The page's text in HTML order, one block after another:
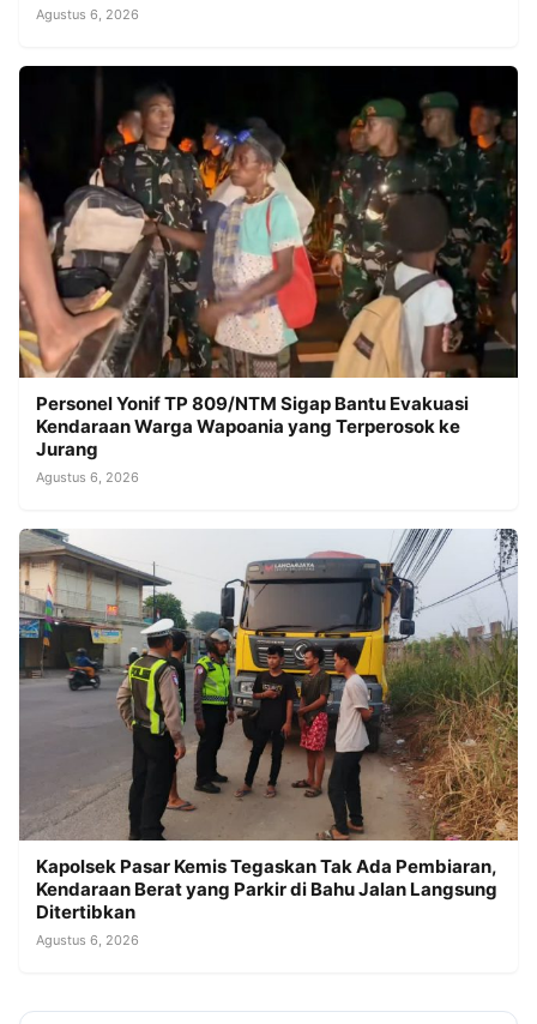
Agustus 6, 2026
Personel Yonif TP 809/NTM Sigap Bantu Evakuasi
Kendaraan Warga Wapoania yang Terperosok ke
Jurang
Agustus 6, 2026
Kapolsek Pasar Kemis Tegaskan Tak Ada Pembiaran,
Kendaraan Berat yang Parkir di Bahu Jalan Langsung
Ditertibkan
Agustus 6, 2026